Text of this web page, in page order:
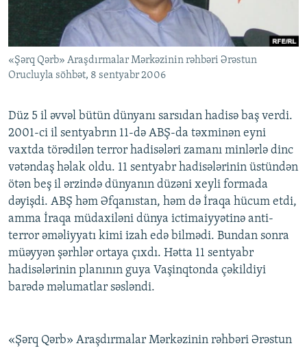
İNFOQRAFIKA
KARIKATURA
AZƏRBAYCAN ƏDƏBIYYATI KITABXANASI
İSLAM VƏ DEMOKRATIYA
İZ - MƏDƏNIYYƏT PROQRAMI
PEŞƏ ETIKASI VƏ JURNALISTIKA STANDARTLARIMIZ
MATERIALLARIMIZDAN ISTIFADƏ
BIZIMLƏ ƏLAQƏ
XƏBƏR BÜLLETENLƏRIMIZ
«Şərq Qərb» Araşdırmalar Mərkəzinin rəhbəri Ərəstun
Orucluyla söhbət, 8 sentyabr 2006
Düz 5 il əvvəl bütün dünyanı sarsıdan hadisə baş verdi.
2001-ci il sentyabrın 11-də ABŞ-da təxminən eyni
vaxtda törədilən terror hadisələri zamanı minlərlə dinc
vətəndaş həlak oldu. 11 sentyabr hadisələrinin üstündən
ötən beş il ərzində dünyanın düzəni xeyli formada
dəyişdi. ABŞ həm Əfqanıstan, həm də İraqa hücum etdi,
amma İraqa müdaxiləni dünya ictimaiyyətinə anti-
terror əməliyyatı kimi izah edə bilmədi. Bundan sonra
müəyyən şərhlər ortaya çıxdı. Hətta 11 sentyabr
hadisələrinin planının guya Vaşinqtonda çəkildiyi
barədə məlumatlar səsləndi.
«Şərq Qərb» Araşdırmalar Mərkəzinin rəhbəri Ərəstun